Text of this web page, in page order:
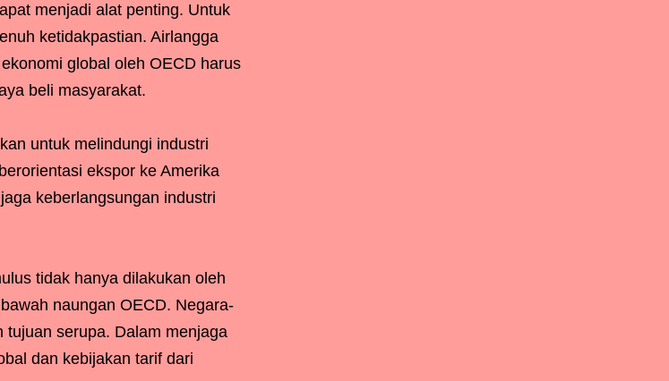
menjadi alat penting. Untuk
ketidakpastian. Airlangga
global oleh OECD harus
beli masyarakat.
untuk melindungi industri
ekspor ke Amerika
keberlangsungan industri
tidak hanya dilakukan oleh
naungan OECD. Negara-
tujuan serupa. Dalam menjaga
dan kebijakan tarif dari